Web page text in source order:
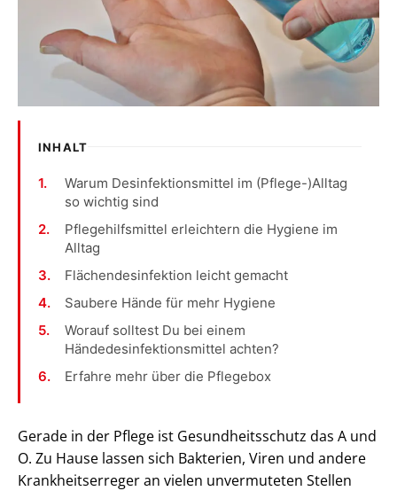
INHALT
Warum Desinfektionsmittel im (Pflege-)Alltag
so wichtig sind
Pflegehilfsmittel erleichtern die Hygiene im
Alltag
Flächendesinfektion leicht gemacht
Saubere Hände für mehr Hygiene
Worauf solltest Du bei einem
Händedesinfektionsmittel achten?
Erfahre mehr über die Pflegebox
Gerade in der Pflege ist Gesundheitsschutz das A und
O. Zu Hause lassen sich Bakterien, Viren und andere
Krankheitserreger an vielen unvermuteten Stellen